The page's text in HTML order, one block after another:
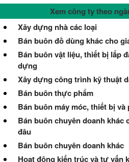
Xem công ty theo
Xây dựng nhà các loại
Bán buôn đồ dùng khác cho
Bán buôn vật liệu, thiết bị lắp
dựng
Xây dựng công trình kỹ thuật
Bán buôn thực phẩm
Bán buôn máy móc, thiết bị
Bán buôn chuyên doanh khác
đâu
Bán buôn chuyên doanh khác
Hoạt động kiến trúc và tư vấn